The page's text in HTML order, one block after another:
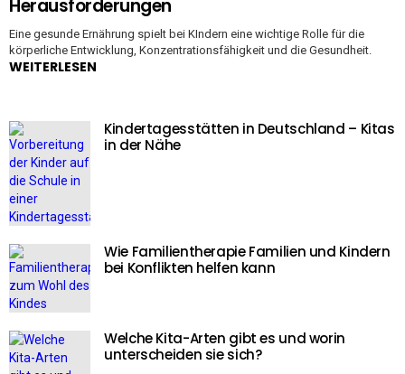
Herausforderungen
Eine gesunde Ernährung spielt bei KIndern eine wichtige Rolle für die
körperliche Entwicklung, Konzentrationsfähigkeit und die Gesundheit.
WEITERLESEN
Kindertagesstätten in Deutschland – Kitas
in der Nähe
Wie Familientherapie Familien und Kindern
bei Konflikten helfen kann
Welche Kita-Arten gibt es und worin
unterscheiden sie sich?